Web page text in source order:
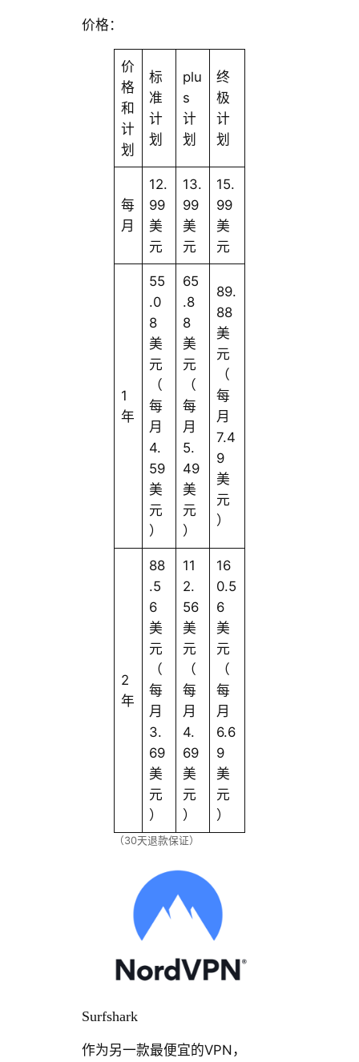
价格：
价
格
和
计
划
标
准
计
划
plu
s
计
划
终
极
计
划
每
月
12.
99
美
元
13.
99
美
元
15.
99
美
元
1
年
55
.0
8
美
元
（
每
月
4.
59
美
元
）
65
.8
8
美
元
（
每
月
5.
49
美
元
）
89.
88
美
元
（
每
月
7.4
9
美
元
）
2
年
88
.5
6
美
元
（
每
月
3.
69
美
元
）
11
2.
56
美
元
（
每
月
4.
69
美
元
）
16
0.5
6
美
元
（
每
月
6.6
9
美
元
）
（30天退款保证）
Surfshark
作为另一款最便宜的VPN，